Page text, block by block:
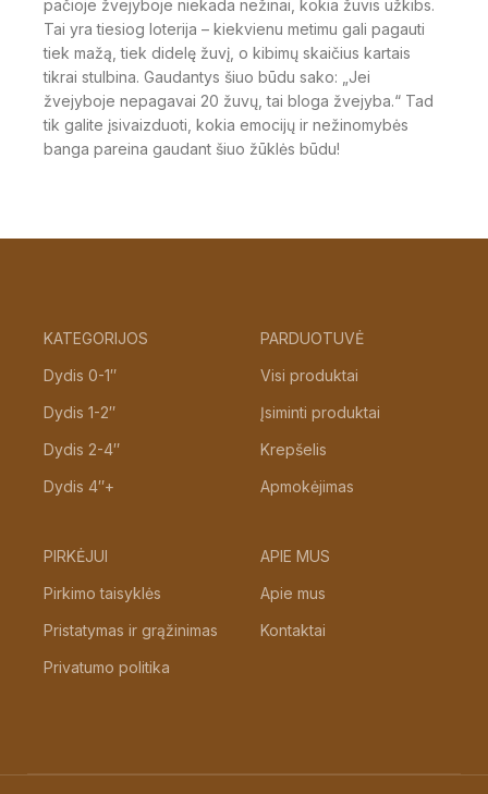
pačioje žvejyboje niekada nežinai, kokia žuvis užkibs.
Tai yra tiesiog loterija – kiekvienu metimu gali pagauti
tiek mažą, tiek didelę žuvį, o kibimų skaičius kartais
tikrai stulbina. Gaudantys šiuo būdu sako: „Jei
žvejyboje nepagavai 20 žuvų, tai bloga žvejyba.“ Tad
tik galite įsivaizduoti, kokia emocijų ir nežinomybės
banga pareina gaudant šiuo žūklės būdu!
KATEGORIJOS
Dydis 0-1″
Dydis 1-2″
Dydis 2-4″
Dydis 4″+
PARDUOTUVĖ
Visi produktai
Įsiminti produktai
Krepšelis
Apmokėjimas
PIRKĖJUI
Pirkimo taisyklės
Pristatymas ir grąžinimas
Privatumo politika
APIE MUS
Apie mus
Kontaktai